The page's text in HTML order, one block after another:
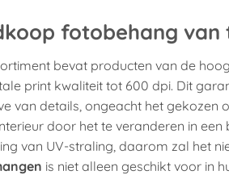
fotobehang
bevat producten van de
print kwaliteit tot 600 dpi. Dit
van details, ongeacht het gekozen
door het te veranderen in
van UV-straling, daarom zal het
is niet alleen geschikt voor in